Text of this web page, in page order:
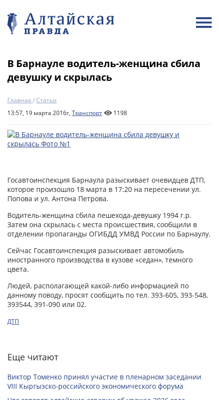
В Барнауле водитель-женщина сбила
девушку и скрылась
Главная /Статьи
13:57, 19 марта 2016г, Транспорт 1198
Госавтоинспекция Барнаула разыскивает очевидцев ДТП,
которое произошло 18 марта в 17:20 на пересечении ул.
Попова и ул. Антона Петрова.
Водитель-женщина сбила пешехода-девушку 1994 г.р.
Затем она скрылась с места происшествия, сообщили в
отделении пропаганды ОГИБДД УМВД России по Барнаулу.
Сейчас Госавтоинспекция разыскивает автомобиль
иностранного производства в кузове «седан», темного
цвета.
Людей, располагающей какой-либо информацией по
данному поводу, просят сообщить по тел. 393-605, 393-548,
393544, 391-090 или 02.
ДТП
Еще читают
Виктор Томенко принял участие в пленарном заседании
VIII Кыргызско-российского экономического форума